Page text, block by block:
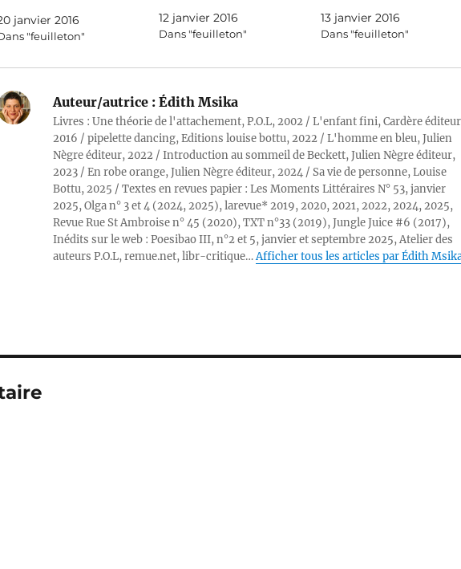
janvier 2016
"feuilleton"
fois j'en ai pas, dit-elle,
espiègle, à l'autre) ; (oui je…
12 janvier 2016
Dans "feuilleton"
l'avait suffisamment lu chez
les postmodernes, il lisait la
13 janvier 2016
Dans "feuilleton"
Auteur/autrice :Édith Msika
Livres : Une théorie de l'attachement, P.O.L, 2002 / L'enfant fini, Cardère
2016 / pipelette dancing, Editions louise bottu, 2022 / L'homme en bleu, Julien
Nègre éditeur, 2022 / Introduction au sommeil de Beckett, Julien Nègre éditeur,
2023 / En robe orange, Julien Nègre éditeur, 2024 / Sa vie de personne, Louise
Bottu, 2025 / Textes en revues papier : Les Moments Littéraires N° 53, janvier
2025, Olga n° 3 et 4 (2024, 2025), larevue* 2019, 2020, 2021, 2022, 2024, 2025,
Revue Rue St Ambroise n° 45 (2020), TXT n°33 (2019), Jungle Juice #6 (2017),
Inédits sur le web : Poesibao III, n°2 et 5, janvier et septembre 2025, Atelier des
auteurs P.O.L, remue.net, libr-critique…Afficher tous les articles par Édith